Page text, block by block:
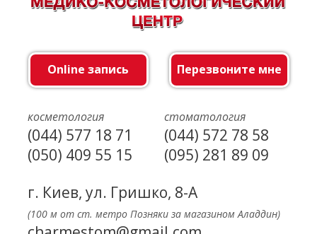
Online запись Перезвоните мне
косметология
(044) 577 18 71
(050) 409 55 15
стоматология
(044) 572 78 58
(095) 281 89 09
г. Киев, ул. Гришко, 8-А
(100 м от ст. метро Позняки за магазином Аладдин)